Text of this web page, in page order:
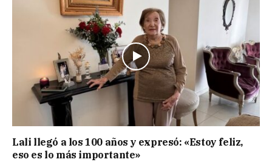
Lali llegó a los 100 años y expresó: «Estoy feliz,
eso es lo más importante»